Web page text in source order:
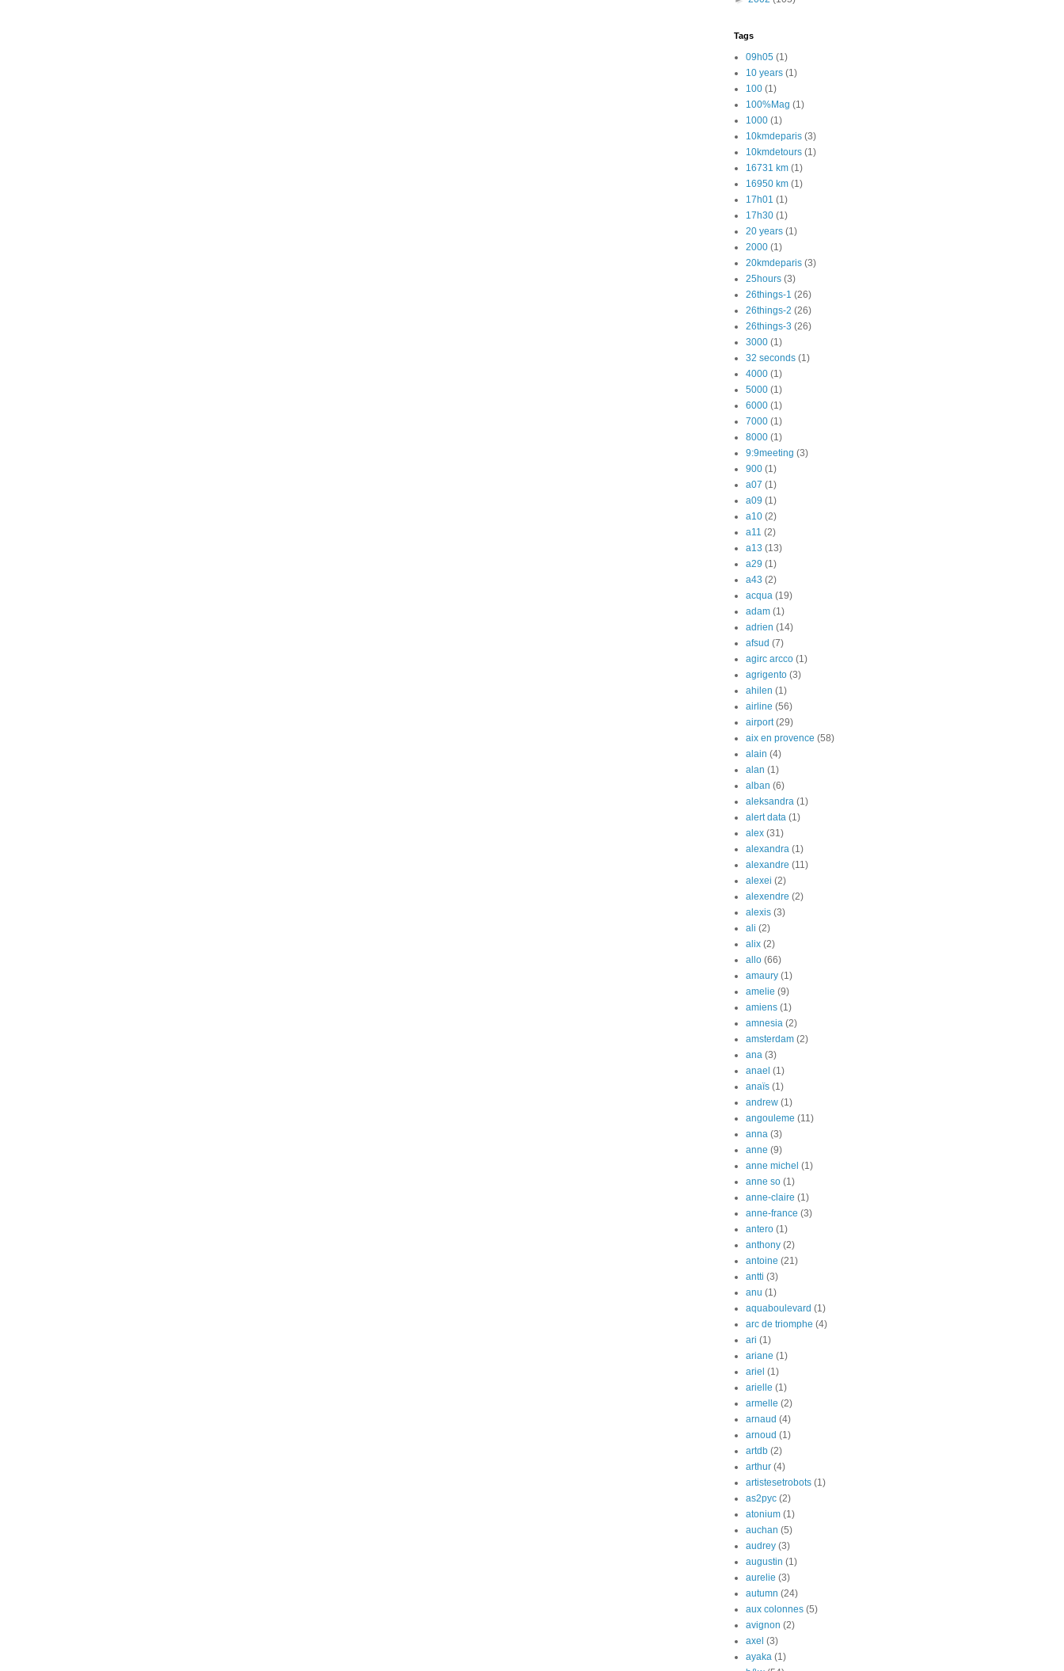
Tags
09h05 (1)
10 years (1)
100 (1)
100%Mag (1)
1000 (1)
10kmdeparis (3)
10kmdetours (1)
16731 km (1)
16950 km (1)
17h01 (1)
17h30 (1)
20 years (1)
2000 (1)
20kmdeparis (3)
25hours (3)
26things-1 (26)
26things-2 (26)
26things-3 (26)
3000 (1)
32 seconds (1)
4000 (1)
5000 (1)
6000 (1)
7000 (1)
8000 (1)
9:9meeting (3)
900 (1)
a07 (1)
a09 (1)
a10 (2)
a11 (2)
a13 (13)
a29 (1)
a43 (2)
acqua (19)
adam (1)
adrien (14)
afsud (7)
agirc arcco (1)
agrigento (3)
ahilen (1)
airline (56)
airport (29)
aix en provence (58)
alain (4)
alan (1)
alban (6)
aleksandra (1)
alert data (1)
alex (31)
alexandra (1)
alexandre (11)
alexei (2)
alexendre (2)
alexis (3)
ali (2)
alix (2)
allo (66)
amaury (1)
amelie (9)
amiens (1)
amnesia (2)
amsterdam (2)
ana (3)
anael (1)
anaïs (1)
andrew (1)
angouleme (11)
anna (3)
anne (9)
anne michel (1)
anne so (1)
anne-claire (1)
anne-france (3)
antero (1)
anthony (2)
antoine (21)
antti (3)
anu (1)
aquaboulevard (1)
arc de triomphe (4)
ari (1)
ariane (1)
ariel (1)
arielle (1)
armelle (2)
arnaud (4)
arnoud (1)
artdb (2)
arthur (4)
artistesetrobots (1)
as2pyc (2)
atonium (1)
auchan (5)
audrey (3)
augustin (1)
aurelie (3)
autumn (24)
aux colonnes (5)
avignon (2)
axel (3)
ayaka (1)